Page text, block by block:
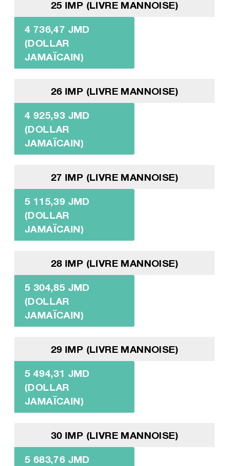
25 IMP (LIVRE MANNOISE)
4 736,47 JMD
(DOLLAR
JAMAÏCAIN)
26 IMP (LIVRE MANNOISE)
4 925,93 JMD
(DOLLAR
JAMAÏCAIN)
27 IMP (LIVRE MANNOISE)
5 115,39 JMD
(DOLLAR
JAMAÏCAIN)
28 IMP (LIVRE MANNOISE)
5 304,85 JMD
(DOLLAR
JAMAÏCAIN)
29 IMP (LIVRE MANNOISE)
5 494,31 JMD
(DOLLAR
JAMAÏCAIN)
30 IMP (LIVRE MANNOISE)
5 683,76 JMD